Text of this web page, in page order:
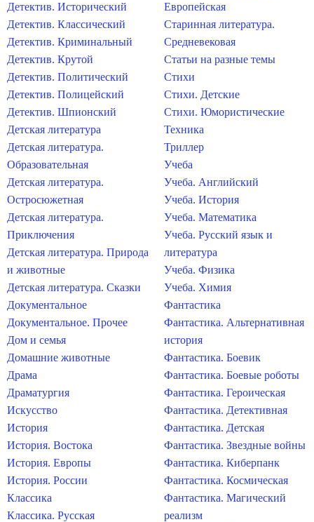
Детектив. Исторический
Детектив. Классический
Детектив. Криминальный
Детектив. Крутой
Детектив. Политический
Детектив. Полицейский
Детектив. Шпионский
Детская литература
Детская литература.
Образовательная
Детская литература.
Остросюжетная
Детская литература.
Приключения
Детская литература. Природа
и животные
Детская литература. Сказки
Документальное
Документальное. Прочее
Дом и семья
Домашние животные
Драма
Драматургия
Искусство
История
История. Востока
История. Европы
История. России
Классика
Классика. Русская
Европейская
Старинная литература.
Средневековая
Статьи на разные темы
Стихи
Стихи. Детские
Стихи. Юмористические
Техника
Триллер
Учеба
Учеба. Английский
Учеба. История
Учеба. Математика
Учеба. Русский язык и
литература
Учеба. Физика
Учеба. Химия
Фантастика
Фантастика. Альтернативная
история
Фантастика. Боевик
Фантастика. Боевые роботы
Фантастика. Героическая
Фантастика. Детективная
Фантастика. Детская
Фантастика. Звездные войны
Фантастика. Киберпанк
Фантастика. Космическая
Фантастика. Магический
реализм